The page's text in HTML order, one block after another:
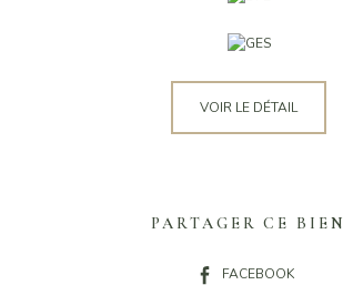
VOIR LE DÉTAIL
PARTAGER CE BIEN
FACEBOOK